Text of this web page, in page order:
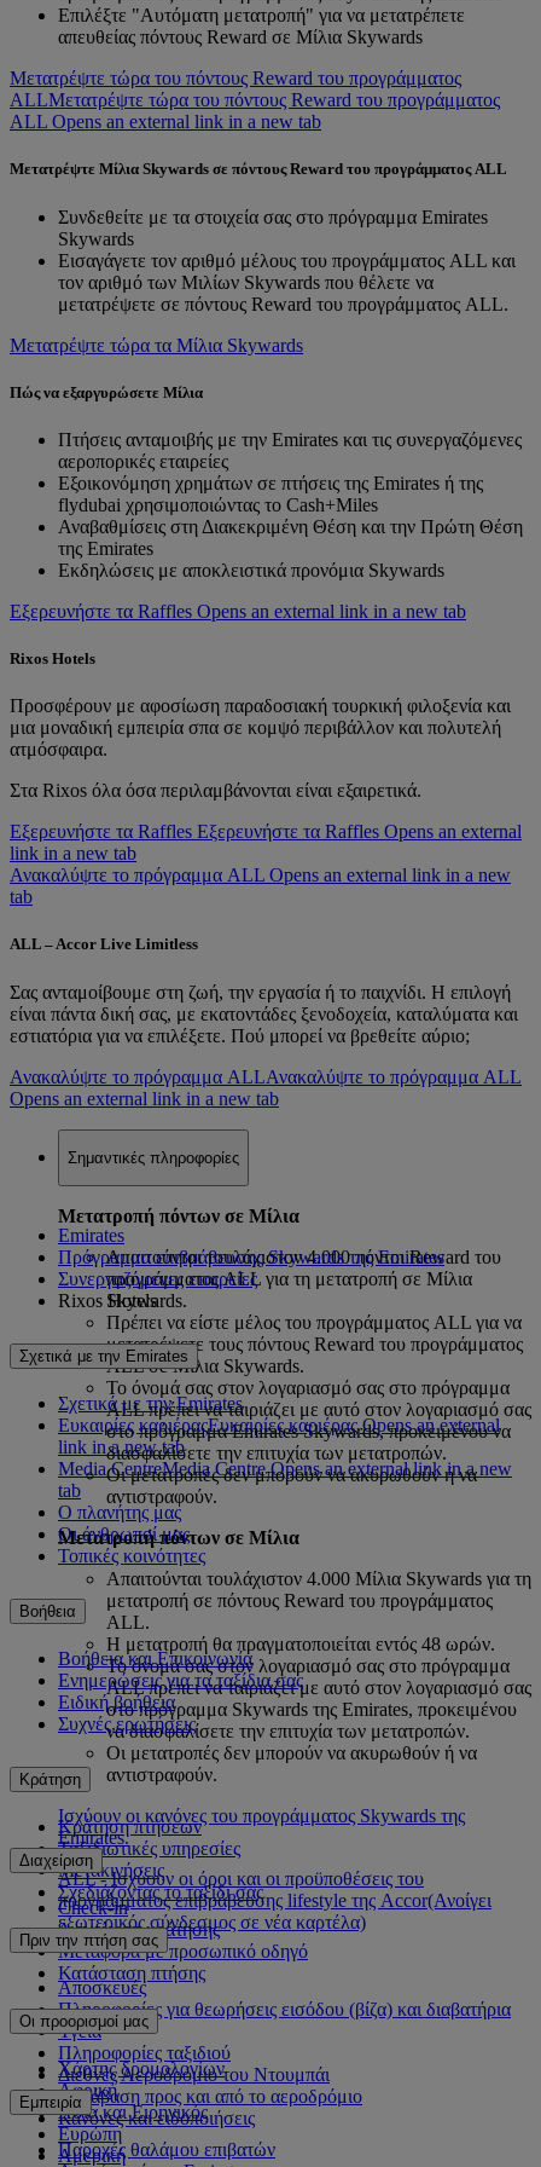
Επιλέξτε "Αυτόματη μετατροπή" για να μετατρέπετε
απευθείας πόντους Reward σε Μίλια Skywards
Μετατρέψτε τώρα του πόντους Reward του προγράμματος
ALLΜετατρέψτε τώρα του πόντους Reward του προγράμματος
ALL Opens an external link in a new tab
Μετατρέψτε Μίλια Skywards σε πόντους Reward του προγράμματος ALL
Συνδεθείτε με τα στοιχεία σας στο πρόγραμμα Emirates
Skywards
Εισαγάγετε τον αριθμό μέλους του προγράμματος ALL και
τον αριθμό των Μιλίων Skywards που θέλετε να
μετατρέψετε σε πόντους Reward του προγράμματος ALL.
Μετατρέψτε τώρα τα Μίλια Skywards
Πώς να εξαργυρώσετε Μίλια
Πτήσεις ανταμοιβής με την Emirates και τις συνεργαζόμενες
αεροπορικές εταιρείες
Εξοικονόμηση χρημάτων σε πτήσεις της Emirates ή της
flydubai χρησιμοποιώντας το Cash+Miles
Αναβαθμίσεις στη Διακεκριμένη Θέση και την Πρώτη Θέση
της Emirates
Εκδηλώσεις με αποκλειστικά προνόμια Skywards
Εξερευνήστε τα Raffles Opens an external link in a new tab
Rixos Hotels
Προσφέρουν με αφοσίωση παραδοσιακή τουρκική φιλοξενία και
μια μοναδική εμπειρία σπα σε κομψό περιβάλλον και πολυτελή
ατμόσφαιρα.
Στα Rixos όλα όσα περιλαμβάνονται είναι εξαιρετικά.
Εξερευνήστε τα Raffles Εξερευνήστε τα Raffles Opens an external
link in a new tab
Ανακαλύψτε το πρόγραμμα ALL Opens an external link in a new
tab
ALL – Accor Live Limitless
Σας ανταμοίβουμε στη ζωή, την εργασία ή το παιχνίδι. Η επιλογή
είναι πάντα δική σας, με εκατοντάδες ξενοδοχεία, καταλύματα και
εστιατόρια για να επιλέξετε. Πού μπορεί να βρεθείτε αύριο;
Ανακαλύψτε το πρόγραμμα ALLΑνακαλύψτε το πρόγραμμα ALL
Opens an external link in a new tab
Σημαντικές πληροφορίες
Μετατροπή πόντων σε Μίλια
Απαιτούνται τουλάχιστον 4.000 πόντοι Reward του
προγράμματος ALL για τη μετατροπή σε Μίλια
Skywards.
Πρέπει να είστε μέλος του προγράμματος ALL για να
μετατρέψετε τους πόντους Reward του προγράμματος
ALL σε Μίλια Skywards.
Το όνομά σας στον λογαριασμό σας στο πρόγραμμα
ALL πρέπει να ταιριάζει με αυτό στον λογαριασμό σας
στο πρόγραμμα Emirates Skywards, προκειμένου να
διασφαλίσετε την επιτυχία των μετατροπών.
Οι μετατροπές δεν μπορούν να ακυρωθούν ή να
αντιστραφούν.
Μετατροπή πόντων σε Μίλια
Απαιτούνται τουλάχιστον 4.000 Μίλια Skywards για τη
μετατροπή σε πόντους Reward του προγράμματος
ALL.
Η μετατροπή θα πραγματοποιείται εντός 48 ωρών.
Το όνομά σας στον λογαριασμό σας στο πρόγραμμα
ALL πρέπει να ταιριάζει με αυτό στον λογαριασμό σας
στο πρόγραμμα Skywards της Emirates, προκειμένου
να διασφαλίσετε την επιτυχία των μετατροπών.
Οι μετατροπές δεν μπορούν να ακυρωθούν ή να
αντιστραφούν.
Ισχύουν οι κανόνες του προγράμματος Skywards της
Emirates.
ALL - Ισχύουν οι όροι και οι προϋποθέσεις του
προγράμματος επιβράβευσης lifestyle της Accor(Ανοίγει
εξωτερικός σύνδεσμος σε νέα καρτέλα)
Emirates
Πρόγραμμα επιβράβευσης Skywards της Emirates
Συνεργαζόμενες εταιρείες
Rixos Hotels
Σχετικά με την Emirates
Σχετικά με την Emirates
Ευκαιρίες καριέραςΕυκαιρίες καριέρας Opens an external
link in a new tab
Media CentreMedia Centre Opens an external link in a new
tab
Ο πλανήτης μας
Οι άνθρωποί μας
Τοπικές κοινότητες
Βοήθεια
Βοήθεια και Επικοινωνία
Ενημερώσεις για τα ταξίδια σας
Ειδική βοήθεια
Συχνές ερωτήσεις
Κράτηση
Κράτηση πτήσεων
Ταξιδιωτικές υπηρεσίες
Μετακινήσεις
Σχεδιάζοντας το ταξίδι σας
Διαχείριση
Check-in
Διαχείριση κράτησης
Μεταφορά με προσωπικό οδηγό
Κατάσταση πτήσης
Πριν την πτήση σας
Αποσκευές
Πληροφορίες για θεωρήσεις εισόδου (βίζα) και διαβατήρια
Υγεία
Πληροφορίες ταξιδιού
Διεθνές Αεροδρόμιο του Ντουμπάι
Μετάβαση προς και από το αεροδρόμιο
Κανόνες και ειδοποιήσεις
Οι προορισμοί μας
Χάρτης δρομολογίων
Αφρική
Ασία και Ειρηνικός
Ευρώπη
Αμερική
Εμπειρία
Παροχές θαλάμου επιβατών